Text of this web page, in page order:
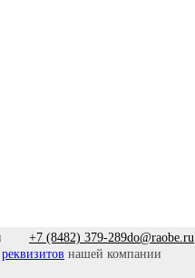
+7 (8482) 379-289do@raobe.ru
реквизитов нашей компании